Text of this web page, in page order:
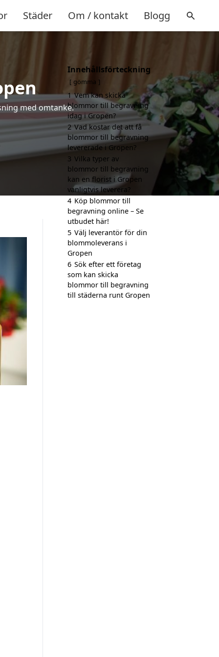
Städer Om / kontakt Blogg
med omtanke.
Innehållsförteckning
gömma
1 Vem kan skicka
blommor till begravning
idag i Gropen?
2 Vad kostar det att få
blommor till begravning
levererade i Gropen?
3 Vilka typer av
blommor till begravning
kan en florist i Gropen
vanligtvis leverera?
4 Köp blommor till
begravning online – Se
utbudet här!
5 Välj leverantör för din
blommoleverans i
Gropen
6 Sök efter ett företag
som kan skicka
blommor till begravning
till städerna runt Gropen